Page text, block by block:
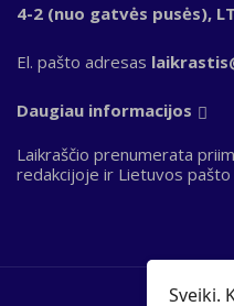
4-2 (nuo gatvės pusės),
El. pašto adresas
Daugiau informacijos
Laikraščio prenumerata
redakcijoje ir Lietuvos
Sveiki.